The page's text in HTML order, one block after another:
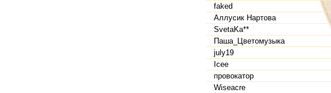
faked
Аллусик Нартова
SvetaKa**
Паша_Цветомузыка
july19
Icee
провокатор
Wiseacre